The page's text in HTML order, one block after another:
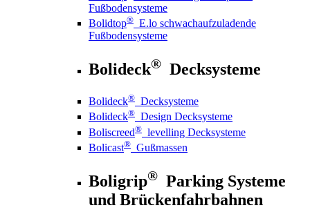
Fußbodensysteme
Bolidtop® E.lo schwachaufzuladende
Fußbodensysteme
Bolideck® Decksysteme
Bolideck® Decksysteme
Bolideck® Design Decksysteme
Boliscreed® levelling Decksysteme
Bolicast® Gußmassen
Boligrip® Parking Systeme
und Brückenfahrbahnen